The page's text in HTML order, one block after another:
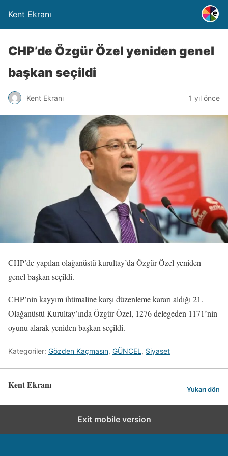
Kent Ekranı
CHP’de Özgür Özel yeniden genel
başkan seçildi
Kent Ekranı 1 yıl önce
CHP’de yapılan olağanüstü kurultay’da Özgür Özel yeniden
genel başkan seçildi.
CHP’nin kayyım ihtimaline karşı düzenleme kararı aldığı 21.
Olağanüstü Kurultay’ında Özgür Özel, 1276 delegeden 1171’nin
oyunu alarak yeniden başkan seçildi.
Kategoriler: Gözden Kaçmasın, GÜNCEL , Siyaset
Kent Ekranı Yukarı dön
Exit mobile version